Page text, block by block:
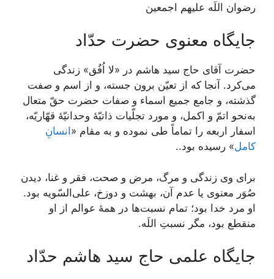
رضوان اللَه علیهم اجمعین
جایگاه معنوی حضرت حدّاد
حضرت آقاى حاج سيد هاشم در «لا اُفُق» زندگى
می‌کرد. آنجا كه از تعيّن برون جسته، و از اسم و صفت
گذشته، و جامع جميع اسماء و صفات حضرت حقّ متعال
به‌نحو اتمّ و اكمل، و مورد تجلّيات ذاتيّۀ وحدانيّۀ قهّاريّه،
اسفار اربعه را تماماً طی نموده و به مقام « انسانِ
کامل» رسیده بود..
برای وی زندگی و مرگ، مرض و صحت، فقر و غنا، دیدن
صُوَر معنوی یا عدم آن، بهشت و دوزخ، علی‌السّویه بود.
او مرد خدا بود؛ تمام نسبت‌ها در همۀ عوالم از او
منقطع بود، مگر نسبتِ اللَه.
جایگاه علمی حاج سید هاشم حدّاد